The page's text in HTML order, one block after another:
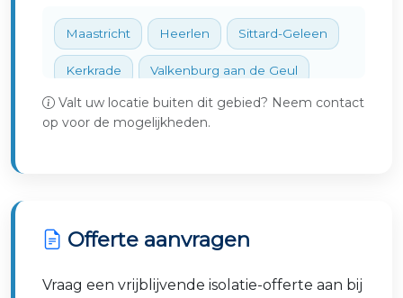
Maastricht Heerlen Sittard-Geleen
Kerkrade Valkenburg aan de Geul
Eijsden-Margraten Meerssen
Valt uw locatie buiten dit gebied? Neem contact
op voor de mogelijkheden.
Offerte aanvragen
Vraag een vrijblijvende isolatie-offerte aan bij